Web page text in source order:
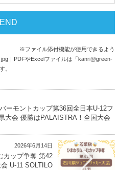
※ファイル添付機能が使用できるよう
｜PDFやExcelファイルは「 kanri@green-
。
ーモントカップ第36回全日本U-12フ
大会 優勝はPALAISTRA！全国大会
2026年6月14日
カップ争奪 第42
U-11 SOLTILO